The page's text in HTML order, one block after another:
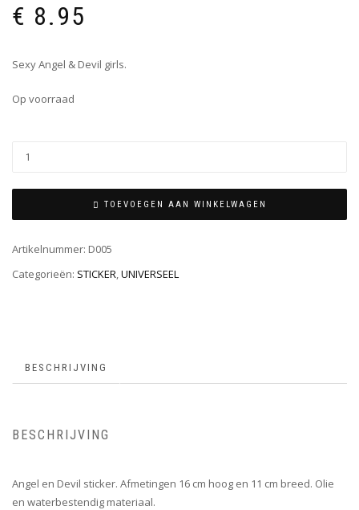
€ 8.95
Sexy Angel & Devil girls.
Op voorraad
TOEVOEGEN AAN WINKELWAGEN
Artikelnummer: D005
Categorieën: STICKER,UNIVERSEEL
BESCHRIJVING
BESCHRIJVING
Angel en Devil sticker. Afmetingen 16 cm hoog en 11 cm breed. Olie
en waterbestendig materiaal.